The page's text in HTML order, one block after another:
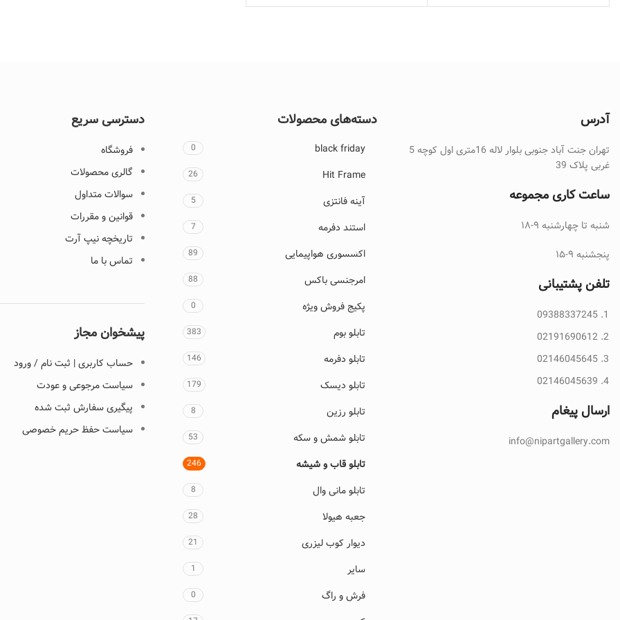
آدرس
تهران جنت آباد جنوبی بلوار لاله 16متری اول کوچه 5
غربی پلاک 39
ساعت کاری مجموعه
شنبه تا چهارشنبه ۹-۱۸
پنجشنبه ۹-۱۵
تلفن پشتیبانی
09388337245
02191690612
02146045645
02146045639
ارسال پیغام
info@nipartgallery.com
دسته‌های محصولات
black friday
0
Hit Frame
26
آینه فانتزی 5
استند دفرمه 7
اکسسوری هواپیمایی 89
امرجنسی باکس 88
پکیج فروش ویژه 0
تابلو بوم 383
تابلو دفرمه 146
تابلو دیسک 179
تابلو رزین 8
تابلو شمش و سکه 53
تابلو قاب و شیشه 246
تابلو مانی وال 8
جعبه هیولا 28
دیوار کوب لیزری 21
سایر 1
فرش و راگ 0
دسترسی سریع
فروشگاه
گالری محصولات
سوالات متداول
قوانین و مقررات
تاریخچه نیپ آرت
تماس با ما
پیشخوان مجاز
حساب کاربری | ثبت نام / ورود
سیاست مرجوعی و عودت
پیگیری سفارش ثبت شده
سیاست حفظ حریم خصوصی